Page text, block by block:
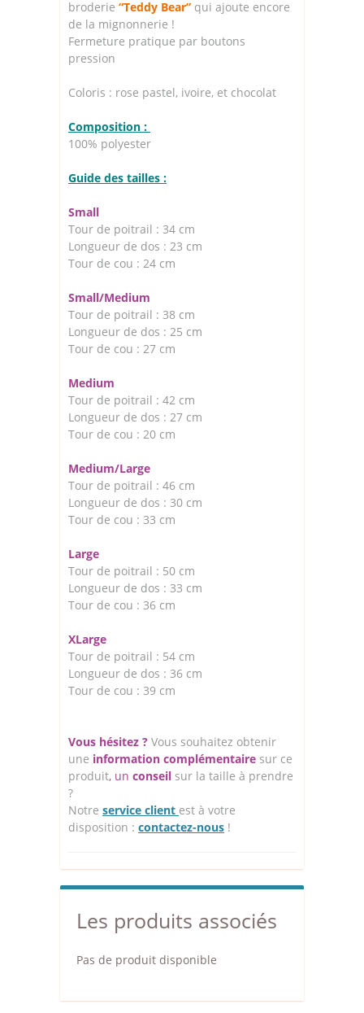
broderie “Teddy Bear” qui ajoute encore
de la mignonnerie !
Fermeture pratique par boutons
pression
Coloris : rose pastel, ivoire, et chocolat
Composition :
100% polyester
Guide des tailles :
Small
Tour de poitrail : 34 cm
Longueur de dos : 23 cm
Tour de cou : 24 cm
Small/Medium
Tour de poitrail : 38 cm
Longueur de dos : 25 cm
Tour de cou : 27 cm
Medium
Tour de poitrail : 42 cm
Longueur de dos : 27 cm
Tour de cou : 20 cm
Medium/Large
Tour de poitrail : 46 cm
Longueur de dos : 30 cm
Tour de cou : 33 cm
Large
Tour de poitrail : 50 cm
Longueur de dos : 33 cm
Tour de cou : 36 cm
XLarge
Tour de poitrail : 54 cm
Longueur de dos : 36 cm
Tour de cou : 39 cm
Vous hésitez ? Vous souhaitez obtenir
une information complémentaire sur ce
produit, un conseil sur la taille à prendre
?
Notre service client est à votre
disposition : contactez-nous !
Les produits associés
Pas de produit disponible